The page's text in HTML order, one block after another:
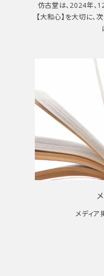
仿古堂は、2024年、
【大和心】を大切に
メディア